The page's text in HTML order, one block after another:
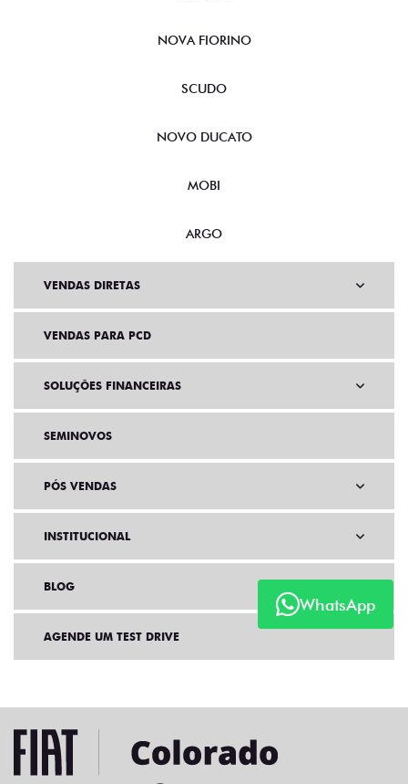
WhatsApp
NOVA FIORINO
SCUDO
NOVO DUCATO
MOBI
ARGO
VENDAS DIRETAS
VENDAS PARA PCD
SOLUÇÕES FINANCEIRAS
SEMINOVOS
PÓS VENDAS
INSTITUCIONAL
BLOG
AGENDE UM TEST DRIVE